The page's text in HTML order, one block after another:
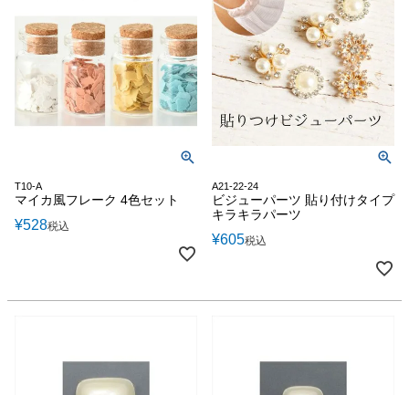
T10-A
マイカ風フレーク 4色セット
¥528税込
A21-22-24
ビジューパーツ 貼り付けタイプ
キラキラパーツ
¥605税込